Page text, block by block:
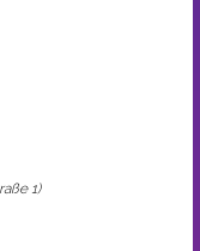
1)